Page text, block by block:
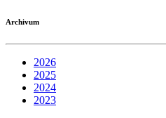
Archivum
2026
2025
2024
2023